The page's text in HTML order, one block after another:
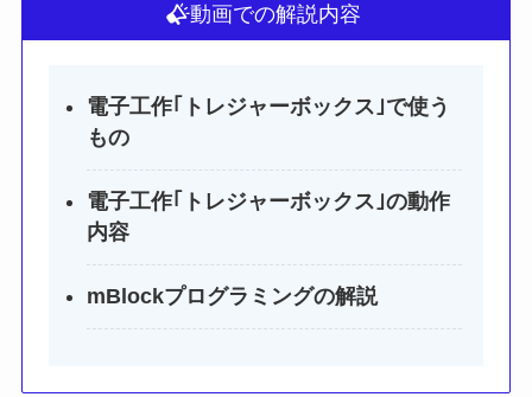
動画での解説内容
電子工作｢トレジャーボックス｣で使う
もの
電子工作｢トレジャーボックス｣の動作
内容
mBlockプログラミングの解説